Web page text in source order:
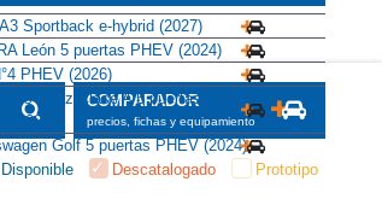
COMPARADOR
precios, fichas y equipamiento
Disponible Descatalogado Prototipo
Sportback e-hybrid (2027)
León 5 puertas PHEV (2024)
PHEV (2026)
Benz Clase A 5 puertas
(2023)
Golf 5 puertas PHEV (2024)